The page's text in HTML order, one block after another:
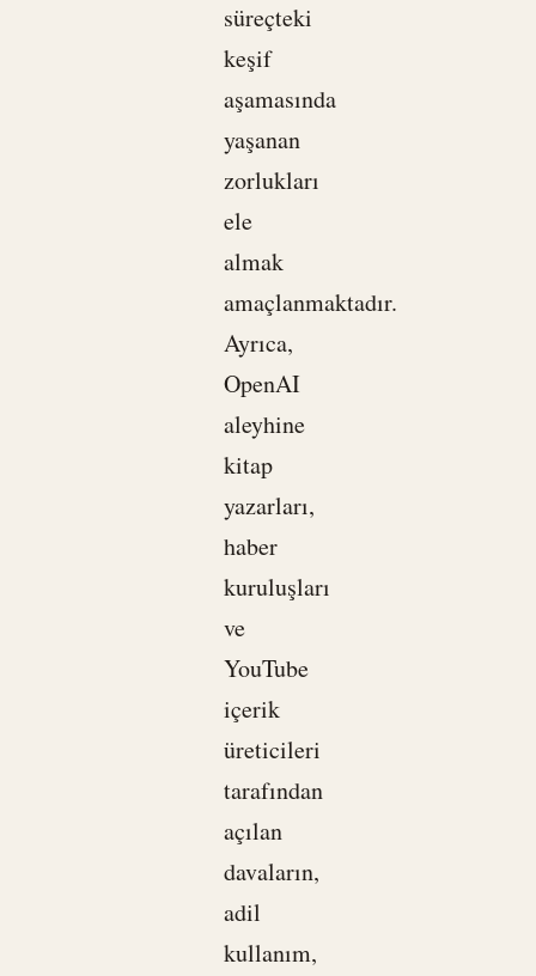
süreçteki
keşif
aşamasında
yaşanan
zorlukları
ele
almak
amaçlanmaktadır.
Ayrıca,
OpenAI
aleyhine
kitap
yazarları,
haber
kuruluşları
ve
YouTube
içerik
üreticileri
tarafından
açılan
davaların,
adil
kullanım,